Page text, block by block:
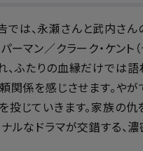
は、永瀬さんと武内さん
マン／クラーク・ケント（
、ふたりの血縁だけでは
関係を感じさせます。やが
じていきます。家族の仇
ルなドラマが交錯する、